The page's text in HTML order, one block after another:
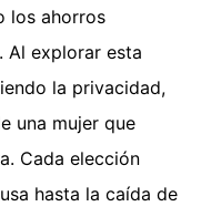
los ahorros
Al explorar esta
la privacidad,
una mujer que
Cada elección
hasta la caída de